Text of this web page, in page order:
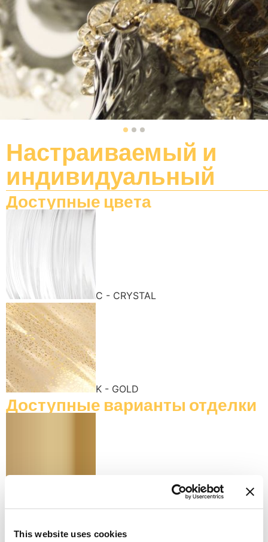
This website uses cookies
Настраиваемый и
индивидуальный
Доступные цвета
C - CRYSTAL
K - GOLD
Доступные варианты отделки
K - POLISHED GOLD